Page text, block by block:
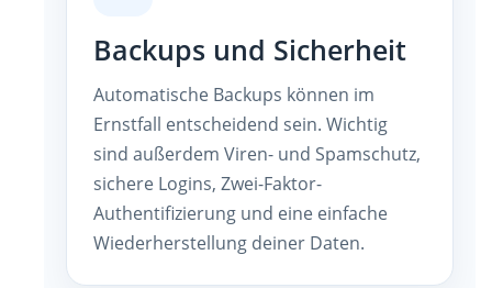
Backups und Sicherheit
Automatische Backups können im
Ernstfall entscheidend sein. Wichtig
sind außerdem Viren- und Spamschutz,
sichere Logins, Zwei-Faktor-
Authentifizierung und eine einfache
Wiederherstellung deiner Daten.